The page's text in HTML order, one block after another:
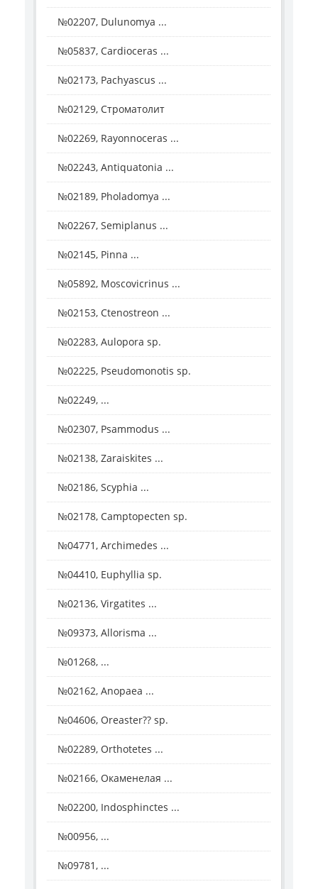
№02207, Dulunomya ...
№05837, Cardioceras ...
№02173, Pachyascus ...
№02129, Строматолит
№02269, Rayonnoceras ...
№02243, Antiquatonia ...
№02189, Pholadomya ...
№02267, Semiplanus ...
№02145, Pinna ...
№05892, Moscovicrinus ...
№02153, Ctenostreon ...
№02283, Aulopora sp.
№02225, Pseudomonotis sp.
№02249, ...
№02307, Psammodus ...
№02138, Zaraiskites ...
№02186, Scyphia ...
№02178, Camptopecten sp.
№04771, Archimedes ...
№04410, Euphyllia sp.
№02136, Virgatites ...
№09373, Allorisma ...
№01268, ...
№02162, Anopaea ...
№04606, Oreaster?? sp.
№02289, Orthotetes ...
№02166, Окаменелая ...
№02200, Indosphinctes ...
№00956, ...
№09781, ...